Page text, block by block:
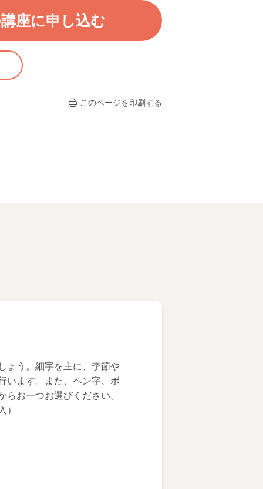
座に申し込む
このページを印刷する
ょう。細字を主に、季節や
います。また、ペン字、ボ
お一つお選びください。
）